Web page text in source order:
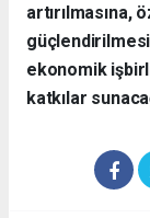
ekonomik
katkılar